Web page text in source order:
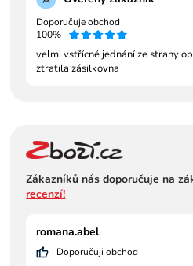
Doporučuje obchod
100%
velmi vstřícné jednání ze strany
ztratila zásilkovna
Zákazníků nás doporučuje na
recenzí!
romana.abel
Doporučuji obchod